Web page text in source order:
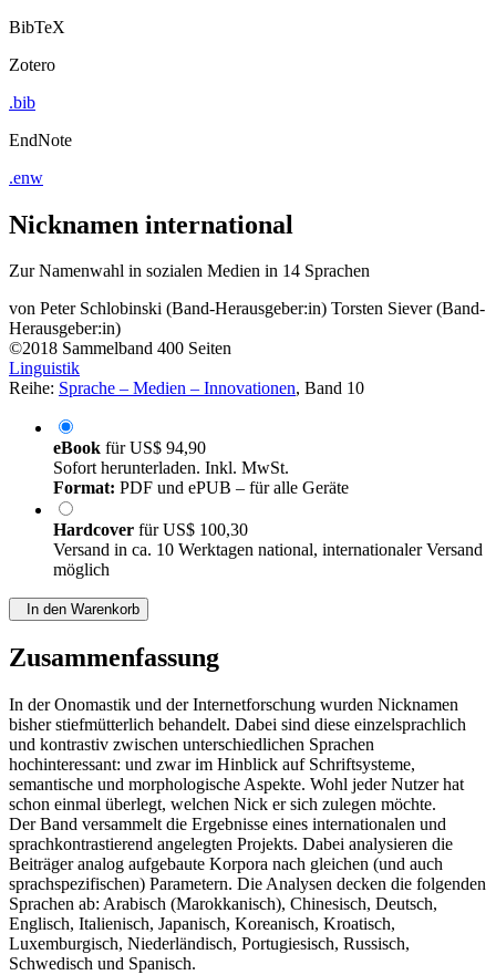
BibTeX
Zotero
.bib
EndNote
.enw
Nicknamen international
Zur Namenwahl in sozialen Medien in 14 Sprachen
von Peter Schlobinski (Band-Herausgeber:in) Torsten Siever (Band-
Herausgeber:in)
©2018 Sammelband 400 Seiten
Linguistik
Reihe: Sprache – Medien – Innovationen, Band 10
eBook fürUS$ 94,90
Sofort herunterladen. Inkl. MwSt.
Format: PDF und ePUB – für alle Geräte
Hardcover fürUS$ 100,30
Versand in ca. 10 Werktagen national, internationaler Versand
möglich
In den Warenkorb
Zusammenfassung
In der Onomastik und der Internetforschung wurden Nicknamen
bisher stiefmütterlich behandelt. Dabei sind diese einzelsprachlich
und kontrastiv zwischen unterschiedlichen Sprachen
hochinteressant: und zwar im Hinblick auf Schriftsysteme,
semantische und morphologische Aspekte. Wohl jeder Nutzer hat
schon einmal überlegt, welchen Nick er sich zulegen möchte.
Der Band versammelt die Ergebnisse eines internationalen und
sprachkontrastierend angelegten Projekts. Dabei analysieren die
Beiträger analog aufgebaute Korpora nach gleichen (und auch
sprachspezifischen) Parametern. Die Analysen decken die folgenden
Sprachen ab: Arabisch (Marokkanisch), Chinesisch, Deutsch,
Englisch, Italienisch, Japanisch, Koreanisch, Kroatisch,
Luxemburgisch, Niederländisch, Portugiesisch, Russisch,
Schwedisch und Spanisch.